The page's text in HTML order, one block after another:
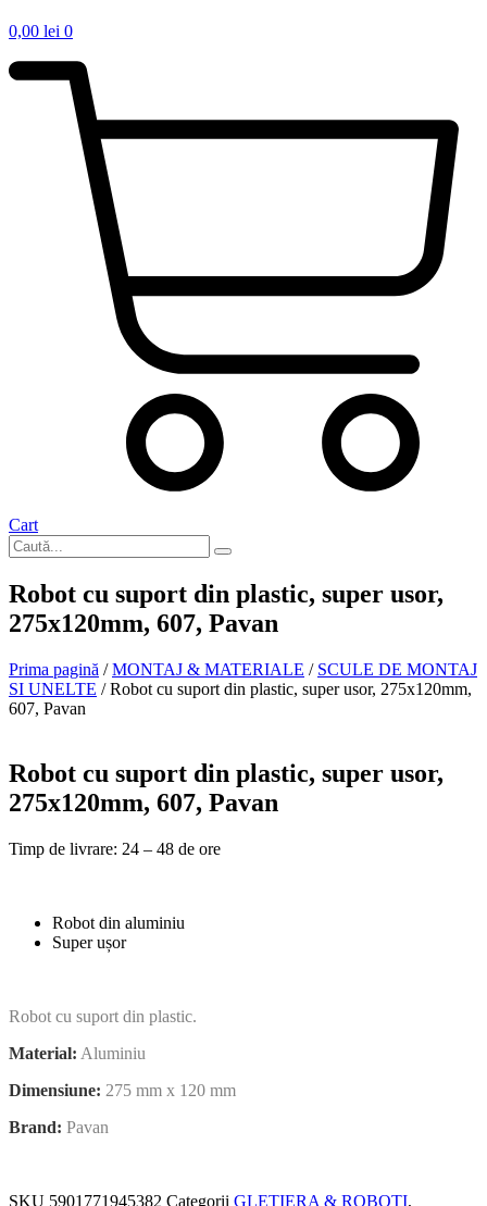
0,00 lei 0
Cart
Robot cu suport din plastic, super usor,
275x120mm, 607, Pavan
Prima pagină /MONTAJ & MATERIALE / SCULE DE MONTAJ
SI UNELTE / Robot cu suport din plastic, super usor, 275x120mm,
607, Pavan
Robot cu suport din plastic, super usor,
275x120mm, 607, Pavan
Timp de livrare: 24 – 48 de ore
Robot din aluminiu
Super ușor
Robot cu suport din plastic.
Material: Aluminiu
Dimensiune: 275 mm x 120 mm
Brand: Pavan
SKU 5901771945382 Categorii GLETIERA & ROBOTI,